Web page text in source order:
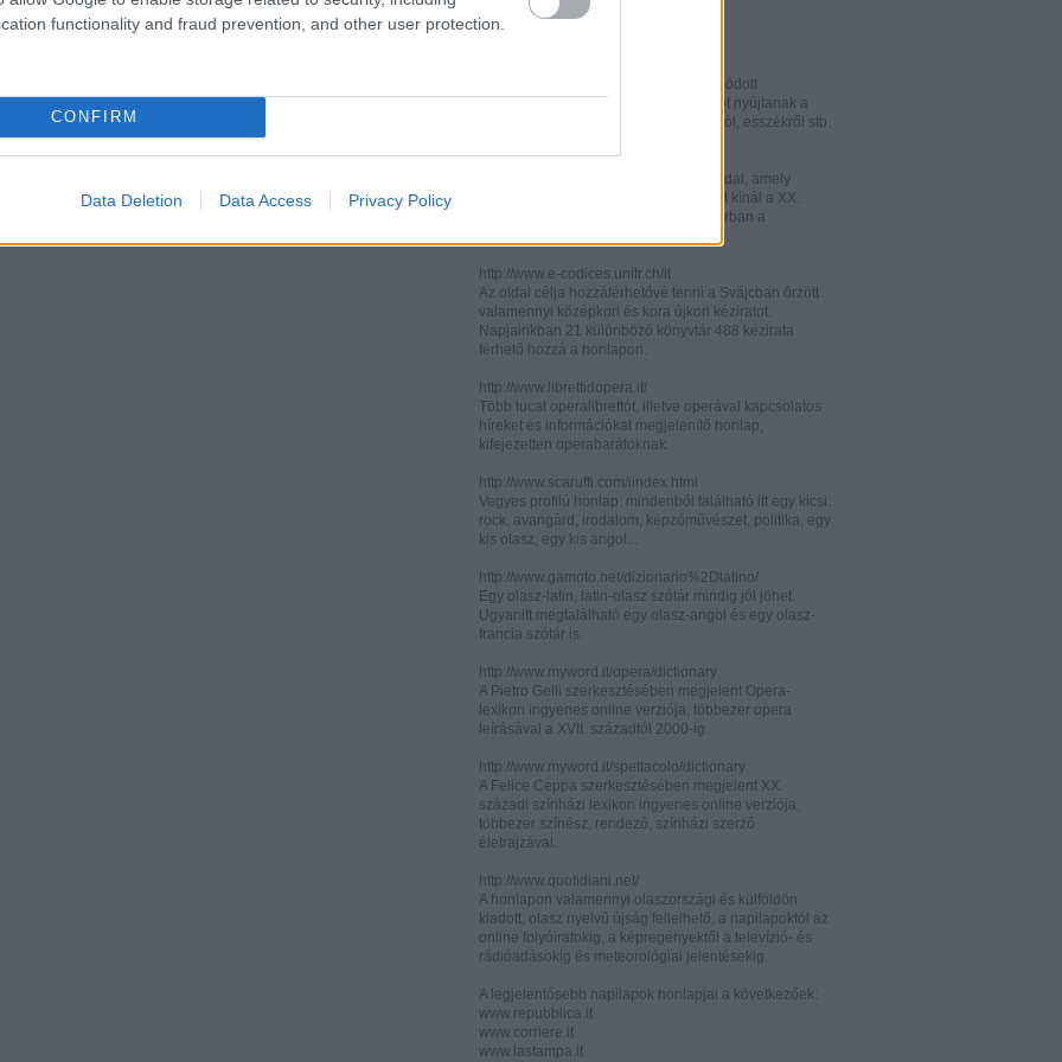
functionality and fraud prevention, and other user protection.
CONFIRM
Data Deletion Data Access Privacy Policy
http://www.italianistica.info/
Két, italianisztikai kutatásra specializálódott
információs portál - számos információt nyújtanak a
legújabb publikációkról, konferenciákról, esszékről stb.
http://digilander.libero.it/letteratura/
Könnyen áttkinthető irodalomkritikai oldal, amely
műelemzéseket és szerzői életrajzokat kínál a XX.
század elejéről. Célközönsége elsősorban a
http://www.e-codices.unifr.ch/it
Az oldal célja hozzáférhetővé tenni a Svájcban őrzött
valamennyi középkori és kora újkori kéziratot.
Napjainkban 21 különböző könyvtár 488 kézirata
férhető hozzá a honlapon.
http://www.librettidopera.it/
Több tucat operalibrettót, illetve operával kapcsolatos
híreket és információkat megjelenítő honlap,
kifejezetten operabarátoknak.
http://www.scaruffi.com/iindex.html
Vegyes profilú honlap: mindenből található itt egy kicsi:
rock, avangárd, irodalom, képzőművészet, politika, egy
kis olasz, egy kis angol...
http://www.gamoto.net/dizionario%2Dlatino/
Egy olasz-latin, latin-olasz szótár mindig jól jöhet.
Ugyanitt megtalálható egy olasz-angol és egy olasz-
francia szótár is.
http://www.myword.it/opera/dictionary
A Pietro Gelli szerkesztésében megjelent Opera-
lexikon ingyenes online verziója, többezer opera
leírásával a XVII. századtól 2000-ig.
http://www.myword.it/spettacolo/dictionary
A Felice Ceppa szerkesztésében megjelent XX.
századi színházi lexikon ingyenes online verziója,
többezer színész, rendező, színházi szerző
életrajzával.
http://www.quotidiani.net/
A honlapon valamennyi olaszországi és külföldön
kiadott, olasz nyelvű újság fellelhető, a napilapoktól az
online folyóiratokig, a képregényektől a televízió- és
rádióadásokig és meteorológiai jelentésekig.
A legjelentősebb napilapok honlapjai a következőek:
www.repubblica.it
www.corriere.it
www.lastampa.it